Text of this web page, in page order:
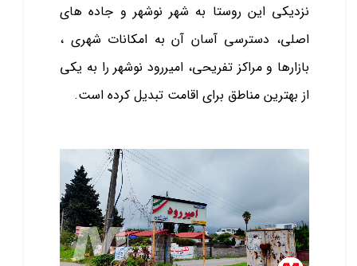
نزدیکی این روستا به شهر نوشهر و جاده‌ های
اصلی، دسترسی آسان آن به امکانات شهری ،
بازارها و مراکز تفریحی، امیررود نوشهر را به یکی
از بهترین مناطق برای اقامت تبدیل کرده است.